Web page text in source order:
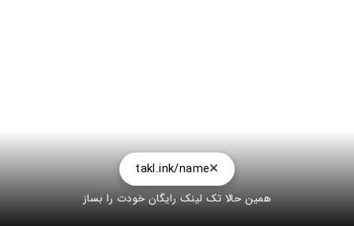
takl.ink/name
همین حالا تک لینک رایگان خودت را بساز